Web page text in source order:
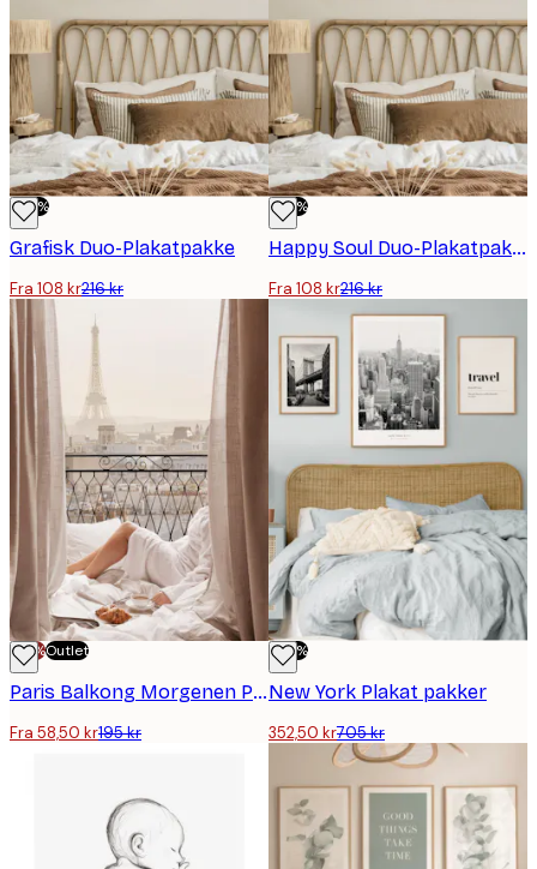
-50%
Grafisk Duo-Plakatpakke
Fra 108 kr216 kr
-50%
Happy Soul Duo-Plakatpakke
Fra 108 kr216 kr
-70%Outlet
Paris Balkong Morgenen Plakat
Fra 58,50 kr195 kr
-50%
New York Plakat pakker
352,50 kr705 kr